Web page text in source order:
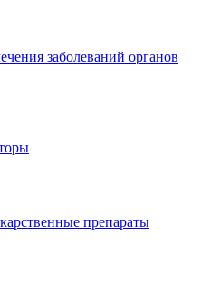
заболеваний органов
препараты